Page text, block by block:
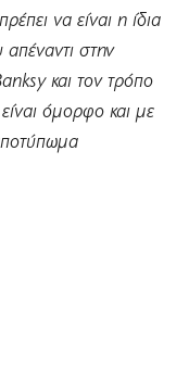
να είναι η ίδια
στην
και τον τρόπο
όμορφο και με